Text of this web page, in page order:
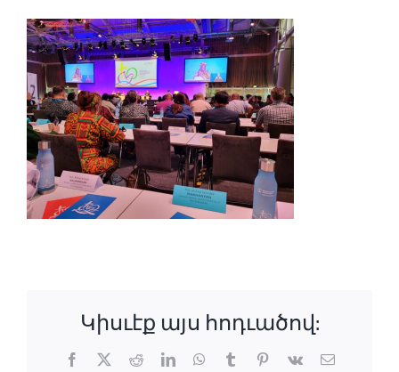
Կիսւէք այս հոդւածով:
Ֆեյսբուք
X RedditLinkedInWhatsapp
tumblrPinterestՎկ Email